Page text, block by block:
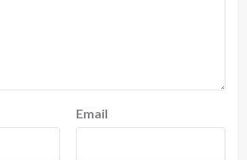
Email